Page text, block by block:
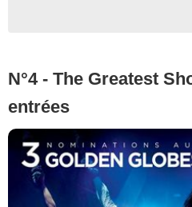
N°4 - The Greatest
entrées